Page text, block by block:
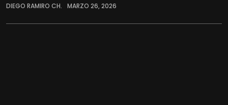
DIEGO RAMIRO CH. MARZO 26, 2026